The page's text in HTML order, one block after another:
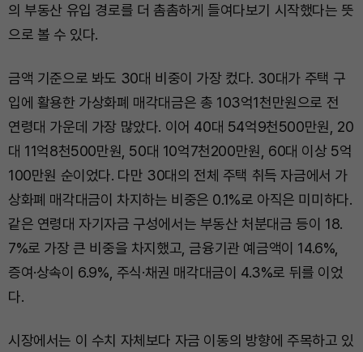
의 부동산 유입 경로를 더 촘촘하게 들여다보기 시작했다는 뜻
으로 볼 수 있다.
금액 기준으로 봐도 30대 비중이 가장 컸다. 30대가 주택 구
입에 활용한 가상화폐 매각대금은 총 103억1천만원으로 전
연령대 가운데 가장 많았다. 이어 40대 54억9천500만원, 20
대 11억8천500만원, 50대 10억7천200만원, 60대 이상 5억
100만원 순이었다. 다만 30대의 전체 주택 취득 자금에서 가
상화폐 매각대금이 차지하는 비중은 0.1%로 아직은 미미하다.
같은 연령대 자기자금 구성에서는 부동산 처분대금 등이 18.
7%로 가장 큰 비중을 차지했고, 금융기관 예금액이 14.6%,
증여·상속이 6.9%, 주식·채권 매각대금이 4.3%로 뒤를 이었
다.
시장에서는 이 수치 자체보다 자금 이동의 방향에 주목하고 있